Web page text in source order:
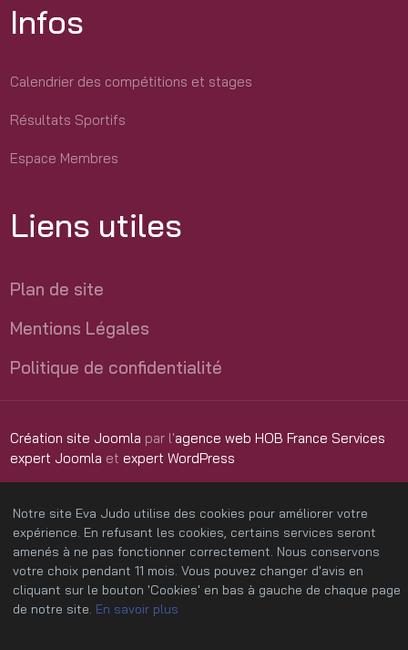
Infos
Calendrier des compétitions et stages
Résultats Sportifs
Espace Membres
Liens utiles
Plan de site
Mentions Légales
Politique de confidentialité
Notre site Eva Judo utilise des cookies pour améliorer votre
expérience. En refusant les cookies, certains services seront
amenés à ne pas fonctionner correctement. Nous conservons
votre choix pendant 11 mois. Vous pouvez changer d'avis en
cliquant sur le bouton 'Cookies' en bas à gauche de chaque page
de notre site. En savoir plus
Création site Joomla par l'agence web HOB France Services
expert Joomla etexpert WordPress